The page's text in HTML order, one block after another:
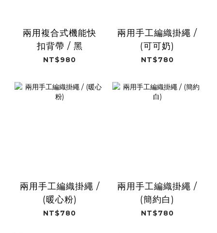
兩用複合式機能快
扣背帶 / 黑
NT$980
兩用手工編織掛繩 /
(可可奶)
NT$780
兩用手工編織掛繩 /
(暖心粉)
NT$780
兩用手工編織掛繩 /
(簡約白)
NT$780